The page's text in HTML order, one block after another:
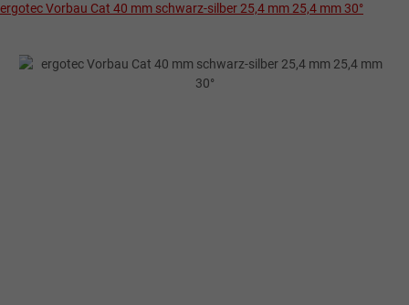
ergotec Vorbau Cat 40 mm schwarz-silber 25,4 mm 25,4 mm 30°